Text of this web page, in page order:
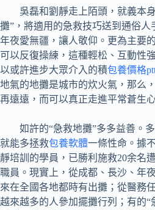
吳磊和劉靜走上陌頭，就義本
攤”，將適用的急救技巧送到通俗人
年夜愛無疆，讓人敬仰。更為主要
可以反復操練，這種輕松、互動性
以或許進步大眾介入的積包養價格
地氣的地攤是城市的炊火氣，那么
再遠遠，而可以真正走進平常蒼生
如許的“急救地攤”多多益善。
就能多拯救包養軟體一條性命。據
靜培訓的學員，已勝利施救20余名
職員。現實上，從成都、長沙、年
來在全國各地都時有出攤；從醫務
越來越多的人參加擺攤行列；有的